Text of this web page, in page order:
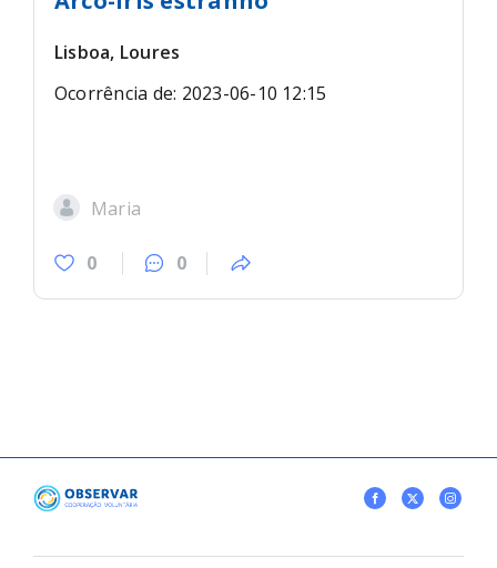
Lisboa, Loures
Ocorrência de: 2023-06-10 12:15
Maria
0 0